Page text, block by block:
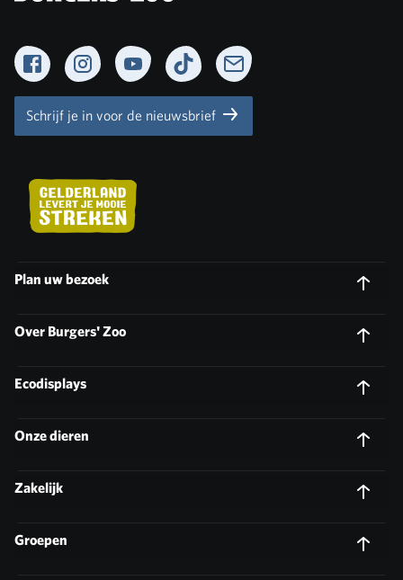
FacebookInstagramYouTubeTikTok Newsletter
Schrijf je in voor de nieuwsbrief
Plan uw bezoek
Over Burgers' Zoo
Ecodisplays
Onze dieren
Zakelijk
Groepen